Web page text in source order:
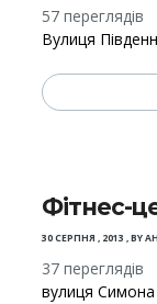
57 переглядів
Вулиця
Фітнес-
30 СЕРПНЯ , 2013 ,BY
37 переглядів
вулиця